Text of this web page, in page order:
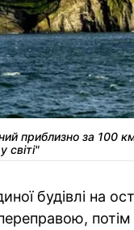
приблизно за 100 км
світі"
будівлі на
потім